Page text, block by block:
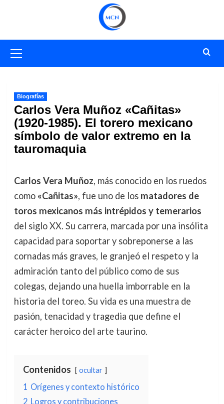
primario
Biografías
Carlos Vera Muñoz «Cañitas»
(1920-1985). El torero mexicano
símbolo de valor extremo en la
tauromaquia
Carlos Vera Muñoz, más conocido en los ruedos
como «Cañitas», fue uno de los matadores de
toros mexicanos más intrépidos y temerarios
del siglo XX. Su carrera, marcada por una insólita
capacidad para soportar y sobreponerse a las
cornadas más graves, le granjeó el respeto y la
admiración tanto del público como de sus
colegas, dejando una huella imborrable en la
historia del toreo. Su vida es una muestra de
pasión, tenacidad y tragedia que define el
carácter heroico del arte taurino.
Contenidos ocultar
1 Orígenes y contexto histórico
2 Logros y contribuciones